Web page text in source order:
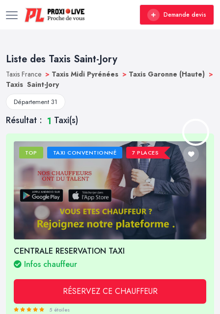
Demande devis
Liste des Taxis Saint-Jory
Taxis France > Taxis Midi Pyrénées > Taxis Garonne (Haute) >
Taxis Saint-Jory
Département 31
Résultat : 1 Taxi(s)
TOP TAXI CONVENTIONNÉ 7 PLACES
CENTRALE RESERVATION TAXI
Infos chauffeur
RÉSERVEZ CE CHAUFFEUR
5 étoiles